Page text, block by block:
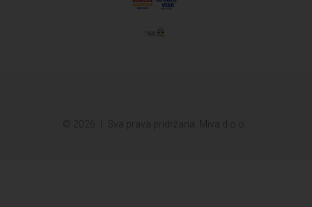
© 2026. Sva prava pridržana. Miva d.o.o.